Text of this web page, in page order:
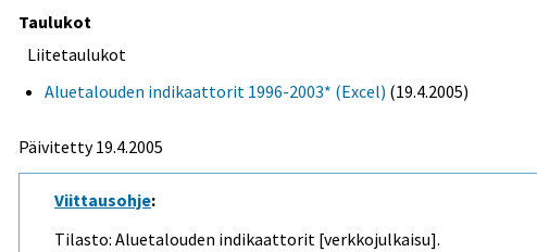
Taulukot
Liitetaulukot
Aluetalouden indikaattorit 1996-2003* (Excel) (19.4.2005)
Päivitetty19.4.2005
Viittausohje:
Tilasto: Aluetalouden indikaattorit [verkkojulkaisu].